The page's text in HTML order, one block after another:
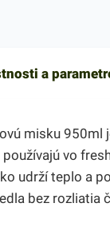
a
misku
vo
udrží teplo a
bez rozliatia